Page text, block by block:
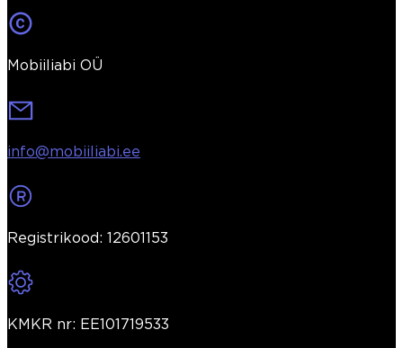
Mobiiliabi OÜ
info@mobiiliabi.ee
Registrikood: 12601153
KMKR nr: EE101719533